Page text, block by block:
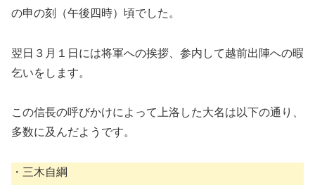
の申の刻（午後四時）頃でした。
翌日３月１日には将軍への挨拶、参内して越前出陣への暇
乞いをします。
この信長の呼びかけによって上洛した大名は以下の通り、
多数に及んだようです。
・三木自綱